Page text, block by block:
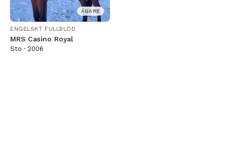
ÄGARE
ENGELSKT FULLBLOD
MRS Casino Royal
Sto · 2006